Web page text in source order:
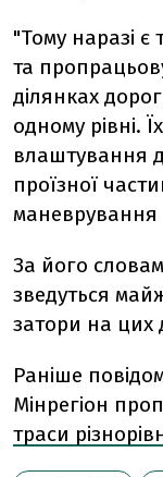
"Тому наразі є
та
ділянках
одному рівні.
влаштування
проїзної
маневрування
За його
зведуться
затори на цих
Раніше
Мінрегіон
траси